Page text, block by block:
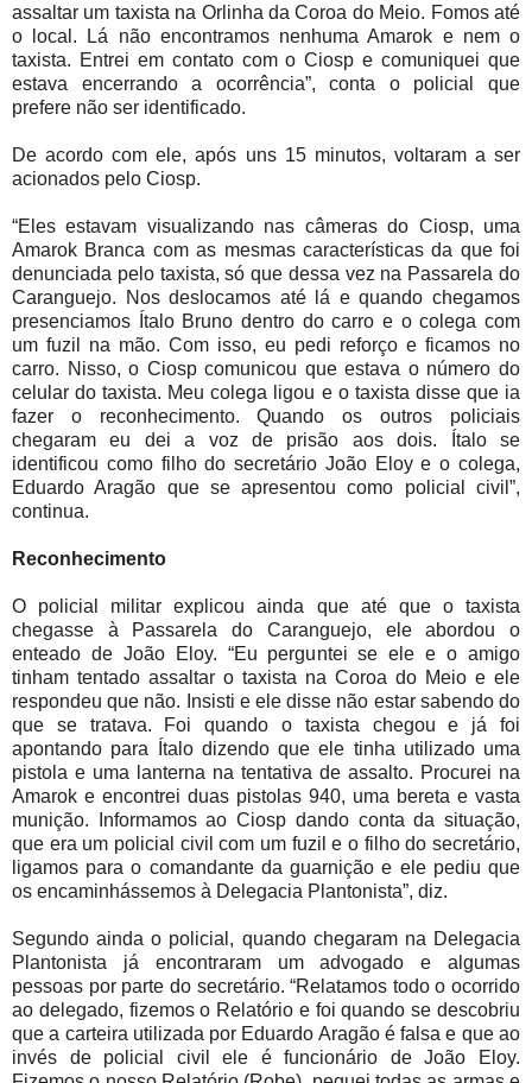
assaltar um taxista na Orlinha da Coroa do Meio. Fomos até
o local. Lá não encontramos nenhuma Amarok e nem o
taxista. Entrei em contato com o Ciosp e comuniquei que
estava encerrando a ocorrência”, conta o policial que
prefere não ser identificado.
De acordo com ele, após uns 15 minutos, voltaram a ser
acionados pelo Ciosp.
“Eles estavam visualizando nas câmeras do Ciosp, uma
Amarok Branca com as mesmas características da que foi
denunciada pelo taxista, só que dessa vez na Passarela do
Caranguejo. Nos deslocamos até lá e quando chegamos
presenciamos Ítalo Bruno dentro do carro e o colega com
um fuzil na mão. Com isso, eu pedi reforço e ficamos no
carro. Nisso, o Ciosp comunicou que estava o número do
celular do taxista. Meu colega ligou e o taxista disse que ia
fazer o reconhecimento. Quando os outros policiais
chegaram eu dei a voz de prisão aos dois. Ítalo se
identificou como filho do secretário João Eloy e o colega,
Eduardo Aragão que se apresentou como policial civil”,
continua.
Reconhecimento
O policial militar explicou ainda que até que o taxista
chegasse à Passarela do Caranguejo, ele abordou o
enteado de João Eloy. “Eu perguntei se ele e o amigo
tinham tentado assaltar o taxista na Coroa do Meio e ele
respondeu que não. Insisti e ele disse não estar sabendo do
que se tratava. Foi quando o taxista chegou e já foi
apontando para Ítalo dizendo que ele tinha utilizado uma
pistola e uma lanterna na tentativa de assalto. Procurei na
Amarok e encontrei duas pistolas 940, uma bereta e vasta
munição. Informamos ao Ciosp dando conta da situação,
que era um policial civil com um fuzil e o filho do secretário,
ligamos para o comandante da guarnição e ele pediu que
os encaminhássemos à Delegacia Plantonista”, diz.
Segundo ainda o policial, quando chegaram na Delegacia
Plantonista já encontraram um advogado e algumas
pessoas por parte do secretário. “Relatamos todo o ocorrido
ao delegado, fizemos o Relatório e foi quando se descobriu
que a carteira utilizada por Eduardo Aragão é falsa e que ao
invés de policial civil ele é funcionário de João Eloy.